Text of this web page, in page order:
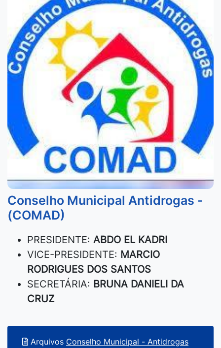
Conselho Municipal Antidrogas -
(COMAD)
PRESIDENTE: ABDO EL KADRI
VICE-PRESIDENTE: MARCIO
RODRIGUES DOS SANTOS
SECRETÁRIA: BRUNA DANIELI DA
CRUZ
Arquivos Conselho Municipal - Antidrogas